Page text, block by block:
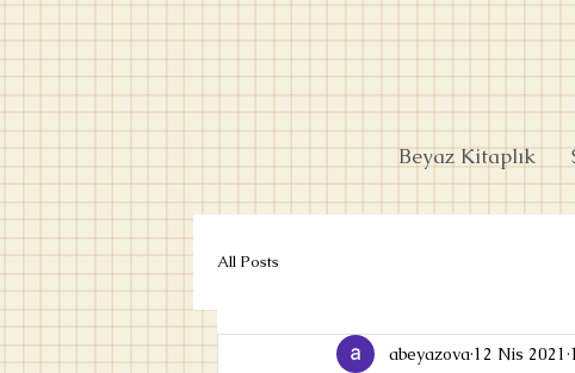
Beyaz Kitaplık
All Posts
abeyazova 12 Nis 2021